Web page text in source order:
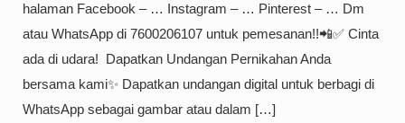
halaman Facebook – … Instagram – … Pinterest – … Dm
atau WhatsApp di 7600206107 untuk pemesanan!!📲✅ Cinta
ada di udara! ️ Dapatkan Undangan Pernikahan Anda
bersama kami✨ Dapatkan undangan digital untuk berbagi di
WhatsApp sebagai gambar atau dalam […]